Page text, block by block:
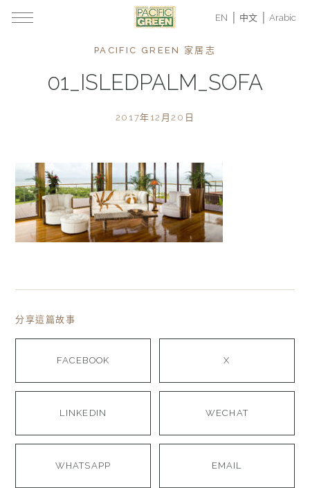
EN 中文 Arabic
PACIFIC GREEN 家居志
01_ISLEDPALM_SOFA
2017年12月20日
分享這篇故事
FACEBOOK X
LINKEDIN WECHAT
WHATSAPP EMAIL